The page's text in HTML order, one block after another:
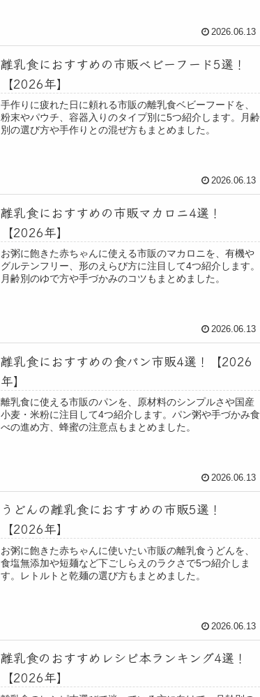
2026.06.13
離乳食におすすめの市販ベビーフード5選！
【2026年】
手作りに疲れた日に頼れる市販の離乳食ベビーフードを、
粉末やパウチ、容器入りのタイプ別に5つ紹介します。月齢
別の選び方や手作りとの混ぜ方もまとめました。
2026.06.13
離乳食におすすめの市販マカロニ4選！
【2026年】
お粥に飽きた赤ちゃんに使える市販のマカロニを、有機や
グルテンフリー、形のえらび方に注目して4つ紹介します。
月齢別のゆで方や手づかみのコツもまとめました。
2026.06.13
離乳食におすすめの食パン市販4選！【2026
年】
離乳食に使える市販のパンを、原材料のシンプルさや国産
小麦・米粉に注目して4つ紹介します。パン粥や手づかみ食
べの進め方、蜂蜜の注意点もまとめました。
2026.06.13
うどんの離乳食におすすめの市販5選！
【2026年】
お粥に飽きた赤ちゃんに使いたい市販の離乳食うどんを、
食塩無添加や短麺など下ごしらえのラクさで5つ紹介しま
す。レトルトと乾麺の選び方もまとめました。
2026.06.13
離乳食のおすすめレシピ本ランキング4選！
【2026年】